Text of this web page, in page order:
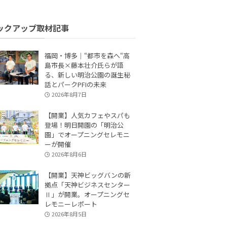
クアップ取材記事
福岡・博多｜“都市を森へ“高
島市長×藤本壮介氏らが語
る、新しい明治公園の誕生秘
話とパークPFIの未来
2026年8月7日
【開業】人気カフェやスパも
登場！明日開園の「明治公
園」でオープニングセレモニ
ーが開催
2026年8月6日
【開業】天神ビッグバンの新
拠点「天神ビジネスセンター
Ⅱ」が開業。オープニングセ
レモニーレポート
2026年8月5日